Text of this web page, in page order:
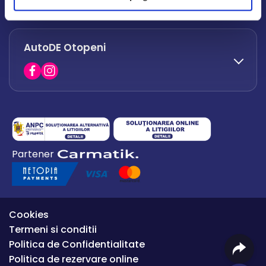
office.afumati@autode.ro
0730 063 852
0730 063 851
AutoDE Otopeni
0754 649 360
office.premium@autode.ro
Partener
Cookies
Termeni si conditii
Politica de Confidentialitate
Politica de rezervare online